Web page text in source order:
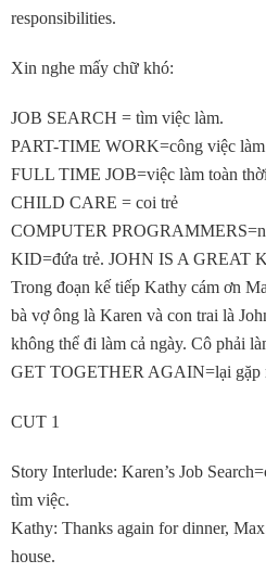
responsibilities.
Xin nghe mấy chữ khó:
JOB SEARCH = tìm việc làm.
PART-TIME WORK=công việc làm
FULL TIME JOB=việc làm toàn
CHILD CARE = coi trẻ
COMPUTER
KID=đứa trẻ. JOHN IS A GREAT
Trong đoạn kế tiếp Kathy cám ơn
bà vợ ông là Karen và con trai là
không thể đi làm cả ngày. Cô phải
GET TOGETHER AGAIN=lại gặp
CUT 1
Story Interlude: Karen’s Job
tìm việc.
Kathy: Thanks again for dinner,
house.